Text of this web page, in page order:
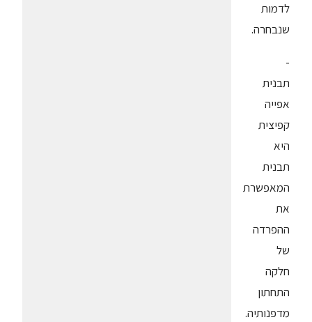
לדמות
שנבחרה.
-
תבנית
אפייה
קפיצית
היא
תבנית
המאפשרת
את
ההפרדה
של
חלקה
התחתון
מדפנותיה.